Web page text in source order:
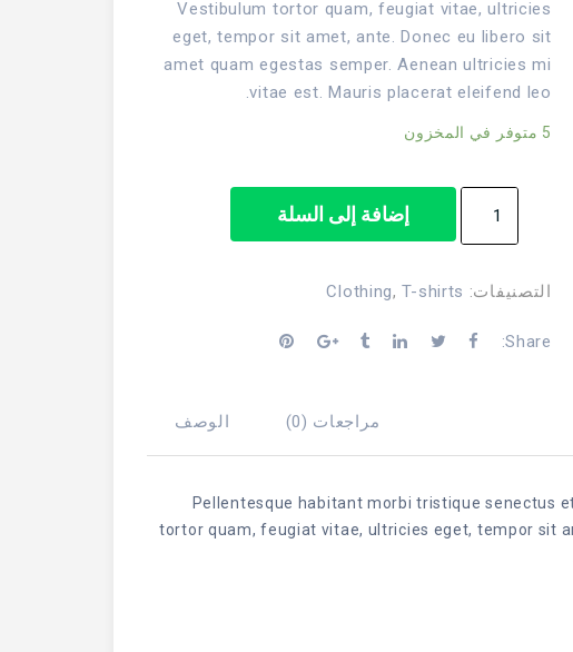
Vestibulum tortor quam, feugiat vitae, ultricies
eget, tempor sit amet, ante. Donec eu libero sit
amet quam egestas semper. Aenean ultricies mi
vitae est. Mauris placerat eleifend leo.
5 متوفر في المخزون
Woo
إضافة إلى السلة
التصنيفات: Clothing,T-shirts
Share:
الوصف مراجعات (0)
Pellentesque habitant morbi tristique senectus
tortor quam, feugiat vitae, ultricies eget, tempor sit